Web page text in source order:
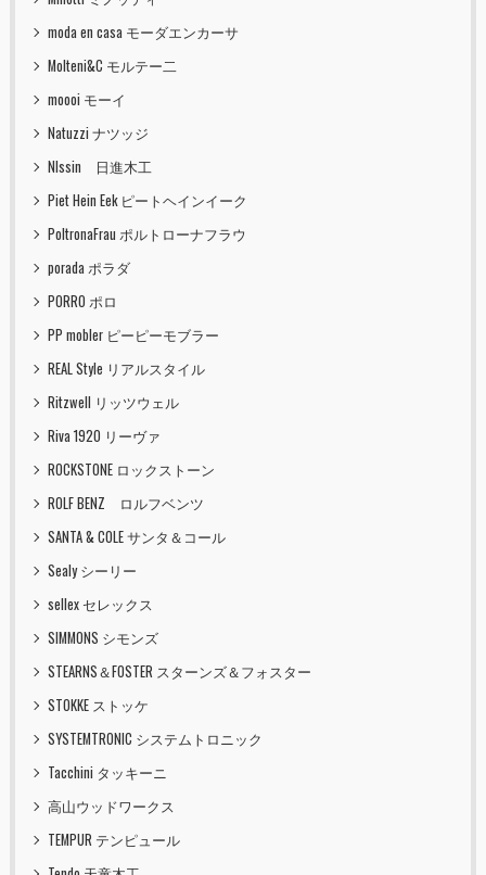
moda en casa モーダエンカーサ
Molteni&C モルテー二
moooi モーイ
Natuzzi ナツッジ
NIssin 日進木工
Piet Hein Eek ピートヘインイーク
PoltronaFrau ポルトローナフラウ
porada ポラダ
PORRO ポロ
PP mobler ピーピーモブラー
REAL Style リアルスタイル
Ritzwell リッツウェル
Riva 1920 リーヴァ
ROCKSTONE ロックストーン
ROLF BENZ ロルフベンツ
SANTA & COLE サンタ＆コール
Sealy シーリー
sellex セレックス
SIMMONS シモンズ
STEARNS＆FOSTER スターンズ＆フォスター
STOKKE ストッケ
SYSTEMTRONIC システムトロニック
Tacchini タッキーニ
高山ウッドワークス
TEMPUR テンピュール